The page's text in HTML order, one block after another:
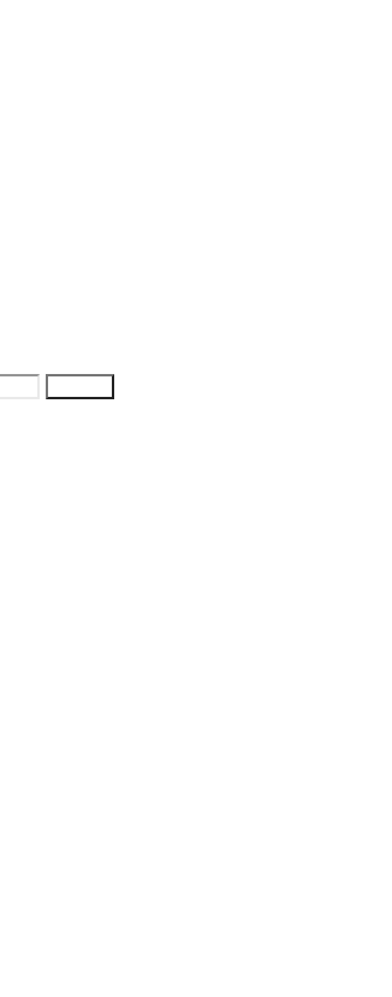
transformation initiatives, unifying
knowledge management